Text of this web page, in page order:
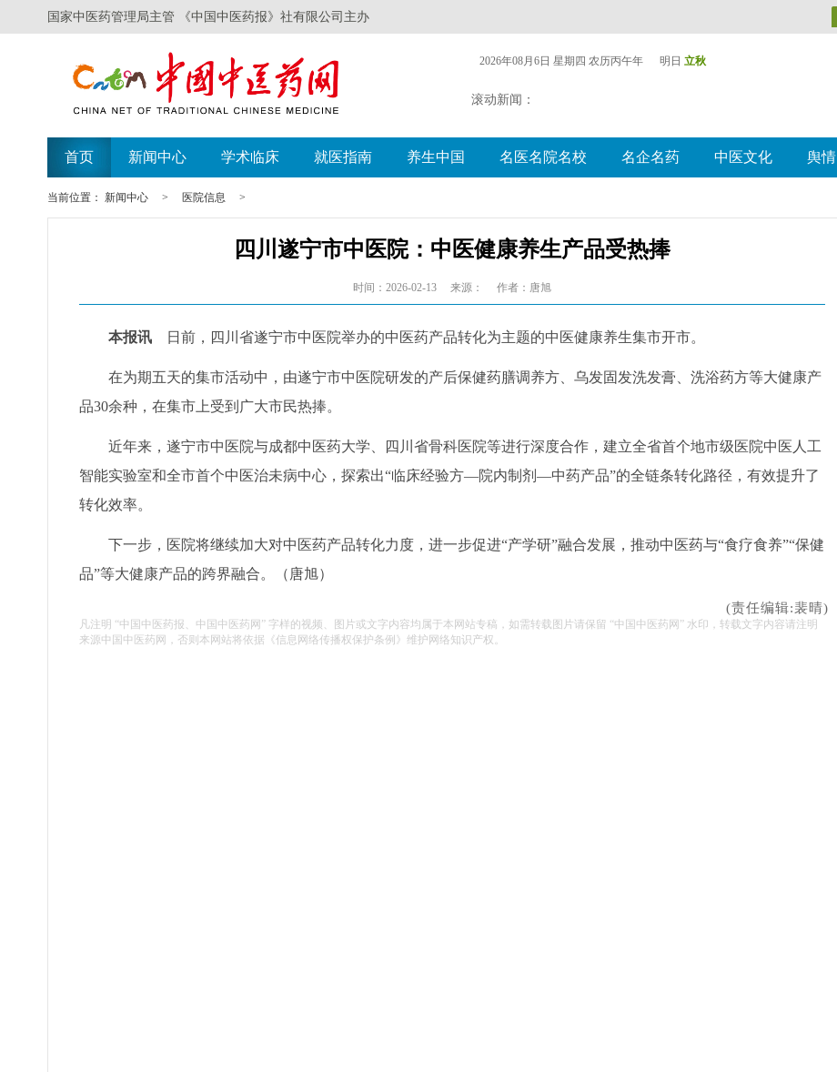
国家中医药管理局主管 《中国中医药报》社有限公司主办
2026年08月6日 星期四 农历丙午年 明日 立秋
滚动新闻：
首页 新闻中心 学术临床 就医指南 养生中国 名医名院名校 名企名药 中医文化 舆情
当前位置： 新闻中心 > 医院信息 >
四川遂宁市中医院：中医健康养生产品受热捧
时间：2026-02-13 来源： 作者：唐旭
本报讯 日前，四川省遂宁市中医院举办的中医药产品转化为主题的中医健康养生集市开市。
在为期五天的集市活动中，由遂宁市中医院研发的产后保健药膳调养方、乌发固发洗发膏、洗浴药方等大健康产
品30余种，在集市上受到广大市民热捧。
近年来，遂宁市中医院与成都中医药大学、四川省骨科医院等进行深度合作，建立全省首个地市级医院中医人工
智能实验室和全市首个中医治未病中心，探索出“临床经验方—院内制剂—中药产品”的全链条转化路径，有效提升了
转化效率。
下一步，医院将继续加大对中医药产品转化力度，进一步促进“产学研”融合发展，推动中医药与“食疗食养”“保健
品”等大健康产品的跨界融合。（唐旭）
(责任编辑:裴晴)
凡注明 “中国中医药报、中国中医药网” 字样的视频、图片或文字内容均属于本网站专稿，如需转载图片请保留 “中国中医药网” 水印，转载文字内容请注明
来源中国中医药网，否则本网站将依据《信息网络传播权保护条例》维护网络知识产权。